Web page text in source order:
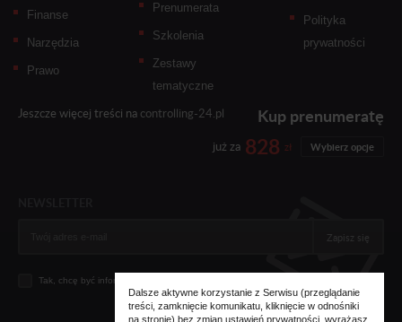
Finanse
Narzędzia
Prawo
Prenumerata
Szkolenia
Zestawy
tematyczne
Polityka
prywatności
Jeszcze więcej treści na controlling-24.pl Kup prenumeratę
już za 828 zł Wybierz opcje
Zapisz się
Tak, chcę być informowany... (
Dalsze aktywne korzystanie z Serwisu (przeglądanie
treści, zamknięcie komunikatu, kliknięcie w odnośniki
na stronie) bez zmian ustawień prywatności, wyrażasz